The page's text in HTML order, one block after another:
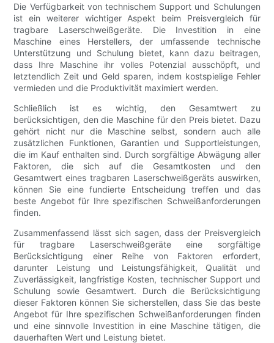
Die Verfügbarkeit von technischem Support und Schulungen
ist ein weiterer wichtiger Aspekt beim Preisvergleich für
tragbare Laserschweißgeräte. Die Investition in eine
Maschine eines Herstellers, der umfassende technische
Unterstützung und Schulung bietet, kann dazu beitragen,
dass Ihre Maschine ihr volles Potenzial ausschöpft, und
letztendlich Zeit und Geld sparen, indem kostspielige Fehler
vermieden und die Produktivität maximiert werden.
Schließlich ist es wichtig, den Gesamtwert zu
berücksichtigen, den die Maschine für den Preis bietet. Dazu
gehört nicht nur die Maschine selbst, sondern auch alle
zusätzlichen Funktionen, Garantien und Supportleistungen,
die im Kauf enthalten sind. Durch sorgfältige Abwägung aller
Faktoren, die sich auf die Gesamtkosten und den
Gesamtwert eines tragbaren Laserschweißgeräts auswirken,
können Sie eine fundierte Entscheidung treffen und das
beste Angebot für Ihre spezifischen Schweißanforderungen
finden.
Zusammenfassend lässt sich sagen, dass der Preisvergleich
für tragbare Laserschweißgeräte eine sorgfältige
Berücksichtigung einer Reihe von Faktoren erfordert,
darunter Leistung und Leistungsfähigkeit, Qualität und
Zuverlässigkeit, langfristige Kosten, technischer Support und
Schulung sowie Gesamtwert. Durch die Berücksichtigung
dieser Faktoren können Sie sicherstellen, dass Sie das beste
Angebot für Ihre spezifischen Schweißanforderungen finden
und eine sinnvolle Investition in eine Maschine tätigen, die
dauerhaften Wert und Leistung bietet.